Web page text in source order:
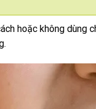
hoặc không dùng